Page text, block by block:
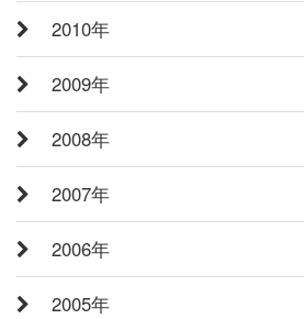
2010年
2009年
2008年
2007年
2006年
2005年